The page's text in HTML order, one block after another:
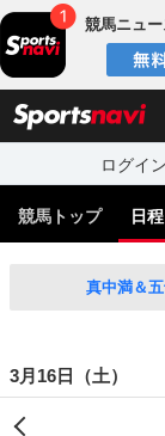
競馬ニュ
ログイン
競馬トップ 日
真中満＆
3月16日（土）